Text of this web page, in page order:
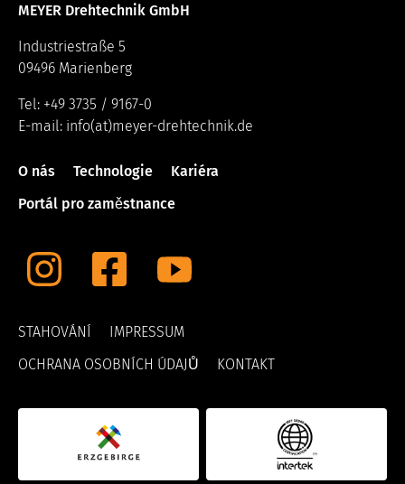
MEYER Drehtechnik GmbH
Industriestraße 5
09496 Marienberg
Tel: +49 3735 / 9167-0
E-mail: info(at)meyer-drehtechnik.de
O nás Technologie
Kariéra
Portál pro zaměstnance
STAHOVÁNÍ
IMPRESSUM
OCHRANA OSOBNÍCH ÚDAJŮ
KONTAKT